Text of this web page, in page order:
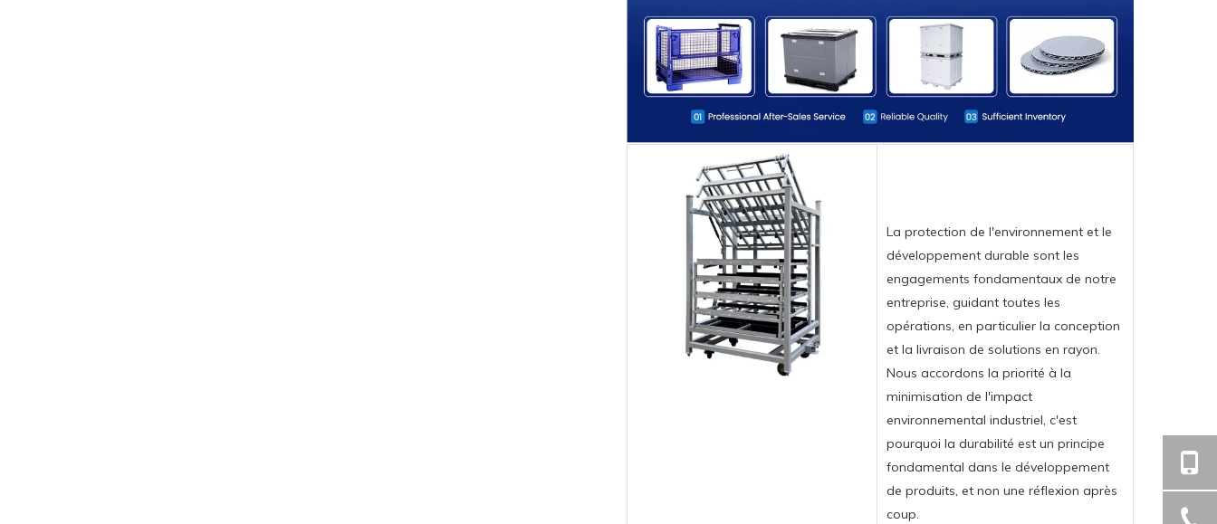
La protection de l'environnement et le
développement durable sont les
engagements fondamentaux de notre
entreprise, guidant toutes les
opérations, en particulier la conception
et la livraison de solutions en rayon.
Nous accordons la priorité à la
minimisation de l'impact
environnemental industriel, c'est
pourquoi la durabilité est un principe
fondamental dans le développement
de produits, et non une réflexion après
coup.